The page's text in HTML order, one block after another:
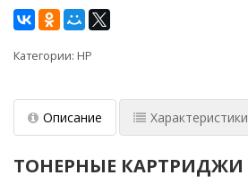
Категории: HP
Описание Характеристики
ТОНЕРНЫЕ КАРТРИДЖИ